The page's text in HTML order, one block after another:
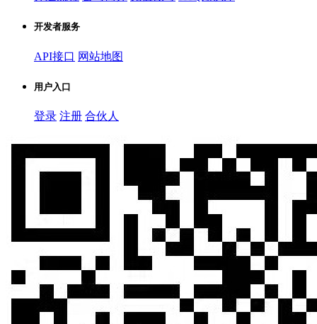
开发者服务
API接口 网站地图
用户入口
登录 注册 合伙人